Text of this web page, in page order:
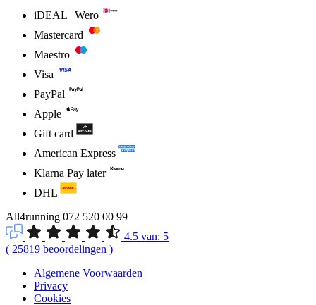
iDEAL | Wero
Mastercard
Maestro
Visa
PayPal
Apple
Gift card
American Express
Klarna Pay later
DHL
All4running 072 520 00 99
4.5 van: 5
( 25819 beoordelingen )
Algemene Voorwaarden
Privacy
Cookies